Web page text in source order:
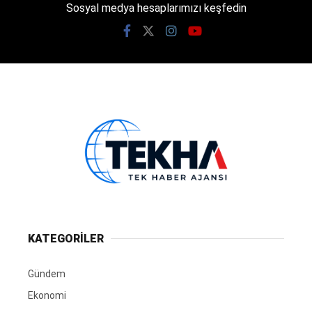
Sosyal medya hesaplarımızı keşfedin
KATEGORİLER
Gündem
Ekonomi